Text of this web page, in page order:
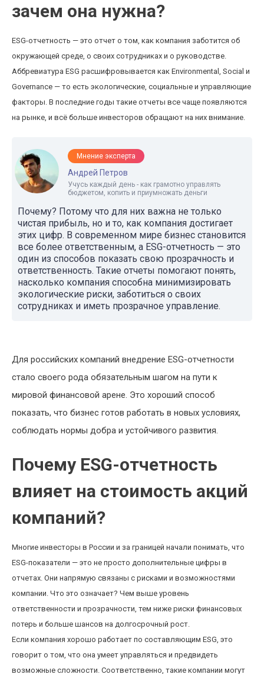
зачем она нужна?
ESG-отчетность — это отчет о том, как компания заботится об
окружающей среде, о своих сотрудниках и о руководстве.
Аббревиатура ESG расшифровывается как Environmental, Social и
Governance — то есть экологические, социальные и управляющие
факторы. В последние годы такие отчеты все чаще появляются
на рынке, и всё больше инвесторов обращают на них внимание.
Мнение эксперта
Андрей Петров
Учусь каждый день - как грамотно управлять
бюджетом, копить и приумножать деньги
Почему? Потому что для них важна не только
чистая прибыль, но и то, как компания достигает
этих цифр. В современном мире бизнес становится
все более ответственным, а ESG-отчетность — это
один из способов показать свою прозрачность и
ответственность. Такие отчеты помогают понять,
насколько компания способна минимизировать
экологические риски, заботиться о своих
сотрудниках и иметь прозрачное управление.
Для российских компаний внедрение ESG-отчетности
стало своего рода обязательным шагом на пути к
мировой финансовой арене. Это хороший способ
показать, что бизнес готов работать в новых условиях,
соблюдать нормы добра и устойчивого развития.
Почему ESG-отчетность
влияет на стоимость акций
компаний?
Многие инвесторы в России и за границей начали понимать, что
ESG-показатели — это не просто дополнительные цифры в
отчетах. Они напрямую связаны с рисками и возможностями
компании. Что это означает? Чем выше уровень
ответственности и прозрачности, тем ниже риски финансовых
потерь и больше шансов на долгосрочный рост.
Если компания хорошо работает по составляющим ESG, это
говорит о том, что она умеет управляться и предвидеть
возможные сложности. Соответственно, такие компании могут